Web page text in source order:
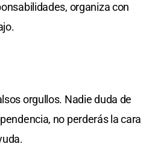
organiza con
orgullos. Nadie duda de
no perderás la cara